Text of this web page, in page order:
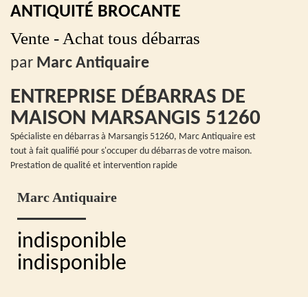
ANTIQUITÉ BROCANTE
Vente - Achat tous débarras
par Marc Antiquaire
ENTREPRISE DÉBARRAS DE
MAISON MARSANGIS 51260
Spécialiste en débarras à Marsangis 51260, Marc Antiquaire est
tout à fait qualifié pour s'occuper du débarras de votre maison.
Prestation de qualité et intervention rapide
Marc Antiquaire
indisponible
indisponible